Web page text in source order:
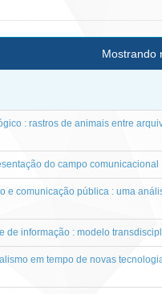
Mostrando
: rastros de animais entre
do campo comunicacional
e comunicação pública : uma
de informação : modelo
em tempo de novas